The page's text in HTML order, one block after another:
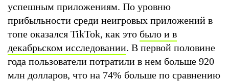
успешным приложениям. По уровню
прибыльности среди неигровых приложений в
топе оказался TikTok, как это было и в
декабрьском исследовании. В первой половине
года пользователи потратили в нем больше 920
млн долларов, что на 74% больше по сравнению